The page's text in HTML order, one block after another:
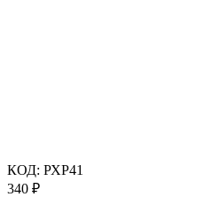
КОД: РХР41
340 ₽